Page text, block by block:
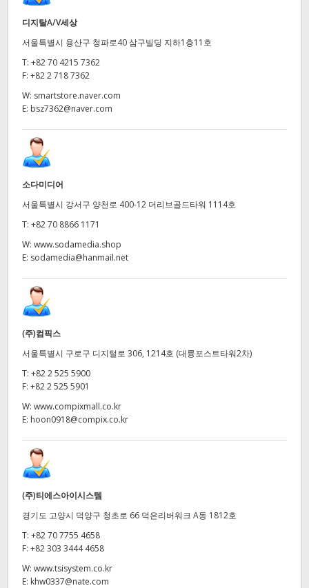
디지탈A/V세상
서울특별시 용산구 청파로40 삼구빌딩 지하1층11호
T: +82 70 4215 7362
F: +82 2 718 7362
W: smartstore.naver.com
E: bsz7362@naver.com
소다미디어
서울특별시 강서구 양천로 400-12 더리브골드타워 1114호
T: +82 70 8866 1171
W: www.sodamedia.shop
E: sodamedia@hanmail.net
(주)컴픽스
서울특별시 구로구 디지털로 306, 1214호 (대륭포스트타워2차)
T: +82 2 525 5900
F: +82 2 525 5901
W: www.compixmall.co.kr
E: hoon0918@compix.co.kr
(주)티에스아이시스템
경기도 고양시 덕양구 청초로 66 덕은리버워크 A동 1812호
T: +82 70 7755 4658
F: +82 303 3444 4658
W: www.tsisystem.co.kr
E: khw0337@nate.com